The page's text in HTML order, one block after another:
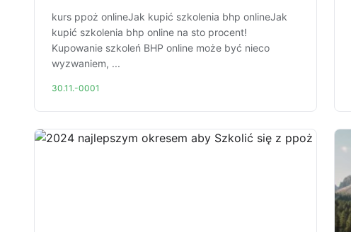
kurs ppoż onlineJak kupić szkolenia bhp onlineJak
kupić szkolenia bhp online na sto procent!
Kupowanie szkoleń BHP online może być nieco
wyzwaniem, ...
30.11.-0001